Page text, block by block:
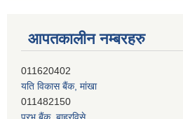
आपतकालीन नम्बरहरु
यति विकास बैंक, मांखा
011482150
प्रभु बैंक, बाह्रविसे
011489259